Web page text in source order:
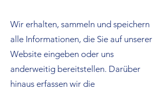
Wir erhalten, sammeln und speichern
alle Informationen, die Sie auf unserer
Website eingeben oder uns
anderweitig bereitstellen. Darüber
hinaus erfassen wir die